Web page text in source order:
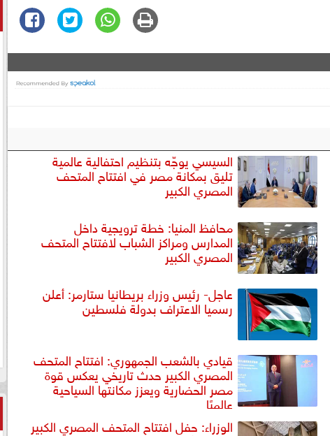
السيسي يوجّه بتنظيم احتفالية عالمية
تليق بمكانة مصر في افتتاح المتحف
المصري الكبير
محافظ المنيا: خطة ترويجية داخل
المدارس ومراكز الشباب لافتتاح المتحف
المصري الكبير
عاجل- رئيس وزراء بريطانيا ستارمر: أعلن
رسميا الاعتراف بدولة فلسطين
قيادي بالشعب الجمهوري: افتتاح المتحف
المصري الكبير حدث تاريخي يعكس قوة
مصر الحضارية ويعزز مكانتها السياحية
عالميًا
الوزراء: حفل افتتاح المتحف المصري الكبير